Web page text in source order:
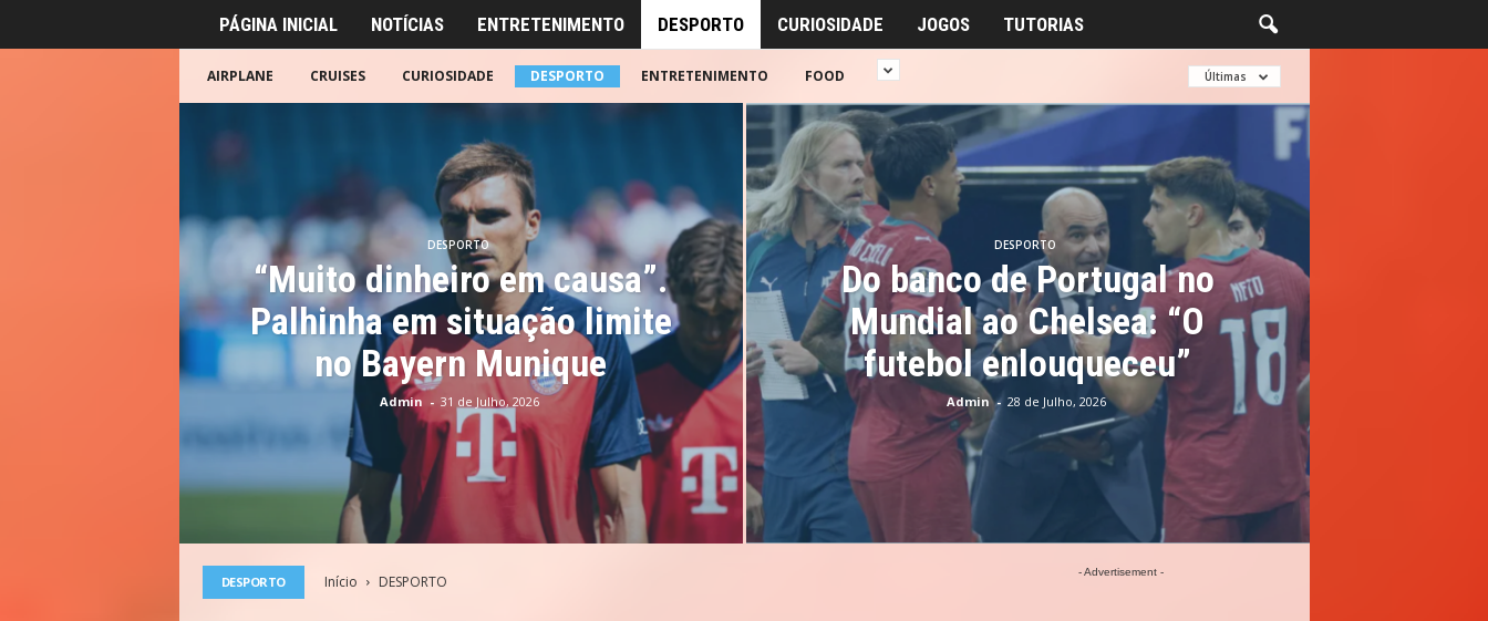
PÁGINA INICIAL NOTÍCIAS ENTRETENIMENTO DESPORTO CURIOSIDADE JOGOS TUTORIAS
AIRPLANE CRUISES CURIOSIDADE DESPORTO ENTRETENIMENTO FOOD Últimas
DESPORTO
“Muito dinheiro em causa”.
Palhinha em situação limite
no Bayern Munique
Admin - 31 de Julho, 2026
DESPORTO
Do banco de Portugal no
Mundial ao Chelsea: “O
futebol enlouqueceu”
Admin - 28 de Julho, 2026
DESPORTO Início DESPORTO
- Advertisement -